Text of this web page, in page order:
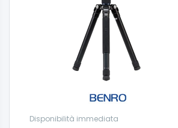
Disponibilità immediata